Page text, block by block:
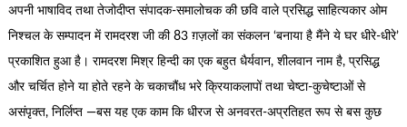
अपनी भाषाविद तथा तेजोदीप्त संपादक-समालोचक की छवि वाले प्रसिद्ध साहित्यकार ओम
निश्चल के सम्पादन में रामदरश जी की 83 ग़ज़लों का संकलन ‘बनाया है मैंने ये घर धीरे-धीरे’
प्रकाशित हुआ है। रामदरश मिश्र हिन्दी का एक बहुत धैर्यवान, शीलवान नाम है, प्रसिद्ध
और चर्चित होने या होते रहने के चकाचौंध भरे क्रियाकलापों तथा चेष्टा-कुचेष्टाओं से
असंपृक्त, निर्लिप्त —बस यह एक काम कि धीरज से अनवरत-अप्रतिहत रूप से बस कुछ